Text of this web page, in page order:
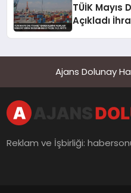
TÜİK Mayıs
Açıkladı
Ajans Dolunay
Reklam ve İşbirliği: